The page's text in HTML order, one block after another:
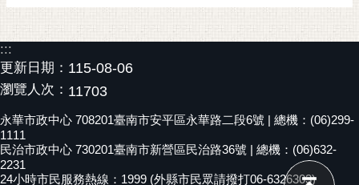
:::
更新日期： 115-08-06
瀏覽人次： 11703
永華市政中心 708201臺南市安平區永華路二段6號 | 總機：(06)299-
1111
民治市政中心 730201臺南市新營區民治路36號 | 總機：(06)632-
2231
24小時市民服務熱線：1999 (外縣市民眾請撥打06-6326303)